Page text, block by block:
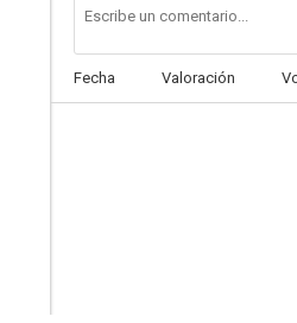
--
Fecha Valoración